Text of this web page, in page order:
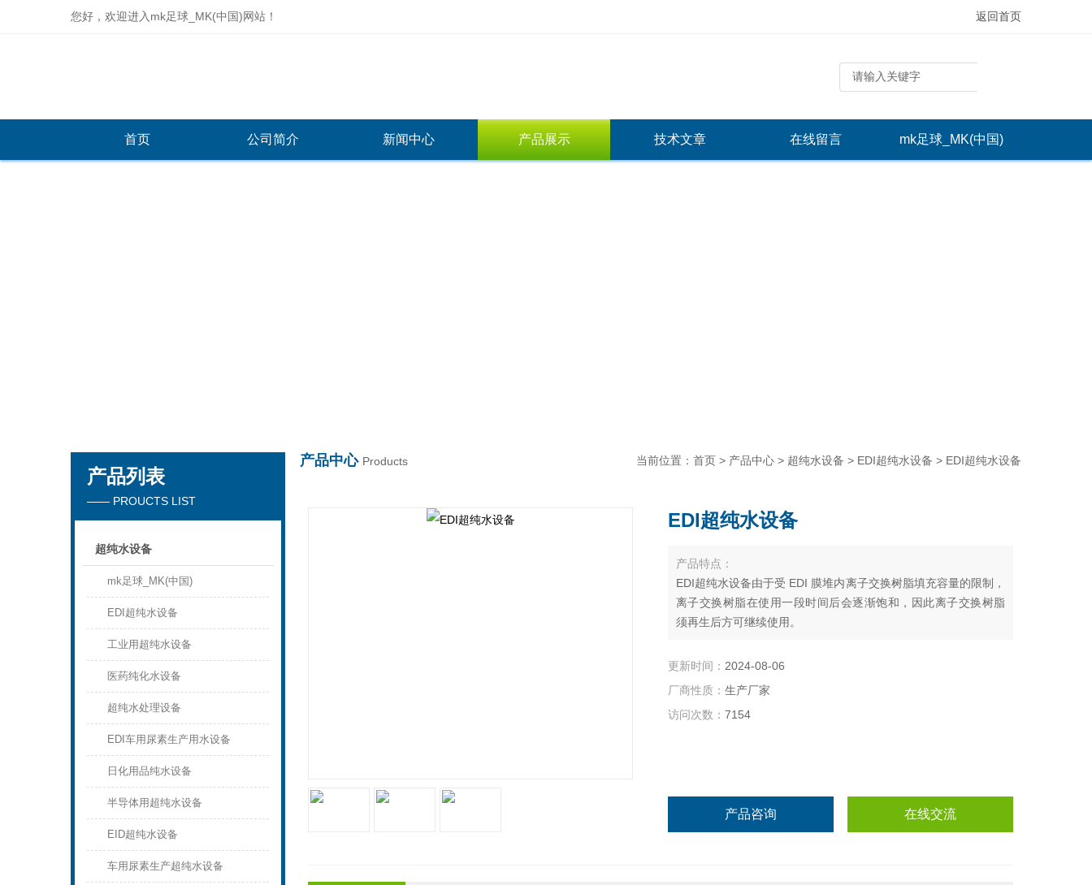
您好，欢迎进入mk足球_MK(中国)网站！ 返回首页
首页 公司简介 新闻中心 产品展示 技术文章 在线留言 mk足球_MK(中国)
产品中心 Products 当前位置： 首页 > 产品中心 > 超纯水设备 > EDI超纯水设备 > EDI超纯水设备
EDI超纯水设备
产品特点：
EDI超纯水设备由于受 EDI 膜堆内离子交换树脂填充容量的限制，
离子交换树脂在使用一段时间后会逐渐饱和，因此离子交换树脂
须再生后方可继续使用。
更新时间： 2024-08-06
厂商性质： 生产厂家
访问次数： 7154
产品咨询 在线交流
产品列表
—— PROUCTS LIST
超纯水设备
mk足球_MK(中国)
EDI超纯水设备
工业用超纯水设备
医药纯化水设备
超纯水处理设备
EDI车用尿素生产用水设备
日化用品纯水设备
半导体用超纯水设备
EID超纯水设备
车用尿素生产超纯水设备